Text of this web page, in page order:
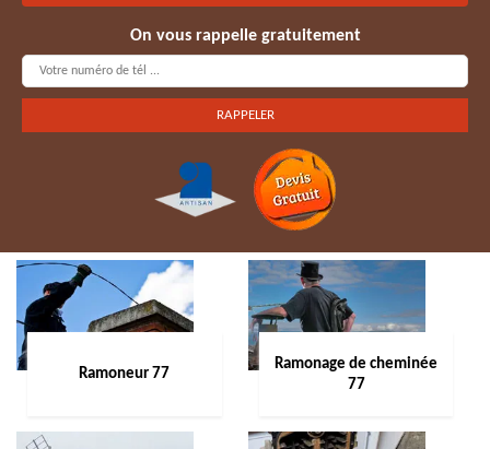
On vous rappelle gratuitement
Ramoneur 77
Ramonage de cheminée
77